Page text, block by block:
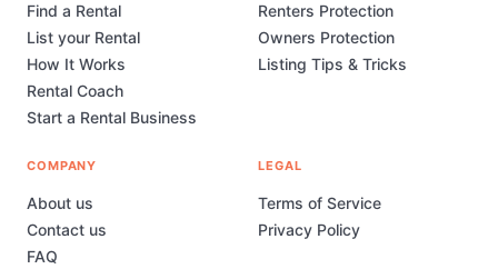
Find a Rental
List your Rental
How It Works
Rental Coach
Start a Rental Business
Renters Protection
Owners Protection
Listing Tips & Tricks
COMPANY
About us
Contact us
FAQ
LEGAL
Terms of Service
Privacy Policy